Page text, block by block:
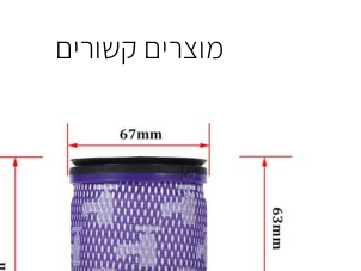
מוצרים קשורים